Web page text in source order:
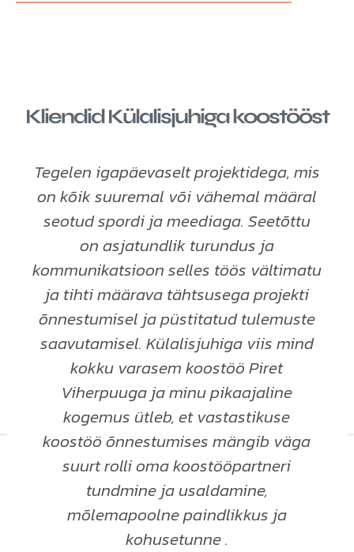
Kliendid Külalisjuhiga koostööst
Tegelen igapäevaselt projektidega, mis
on kõik suuremal või vähemal määral
seotud spordi ja meediaga. Seetõttu
on asjatundlik turundus ja
kommunikatsioon selles töös vältimatu
ja tihti määrava tähtsusega projekti
õnnestumisel ja püstitatud tulemuste
saavutamisel. Külalisjuhiga viis mind
kokku varasem koostöö Piret
Viherpuuga ja minu pikaajaline
kogemus ütleb, et vastastikuse
koostöö õnnestumises mängib väga
suurt rolli oma koostööpartneri
tundmine ja usaldamine,
mõlemapoolne paindlikkus ja
kohusetunne .